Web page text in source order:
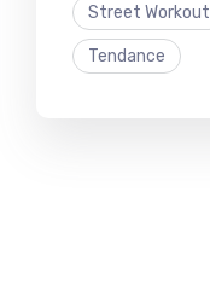
Street Workout
Tendance